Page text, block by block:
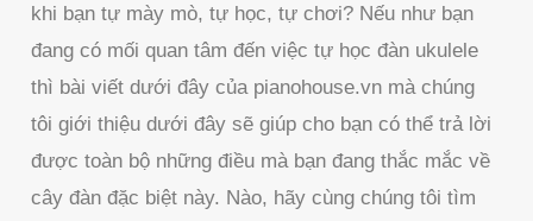
khi bạn tự mày mò, tự học, tự chơi? Nếu như bạn
đang có mối quan tâm đến việc tự học đàn ukulele
thì bài viết dưới đây của pianohouse.vn mà chúng
tôi giới thiệu dưới đây sẽ giúp cho bạn có thể trả lời
được toàn bộ những điều mà bạn đang thắc mắc về
cây đàn đặc biệt này. Nào, hãy cùng chúng tôi tìm